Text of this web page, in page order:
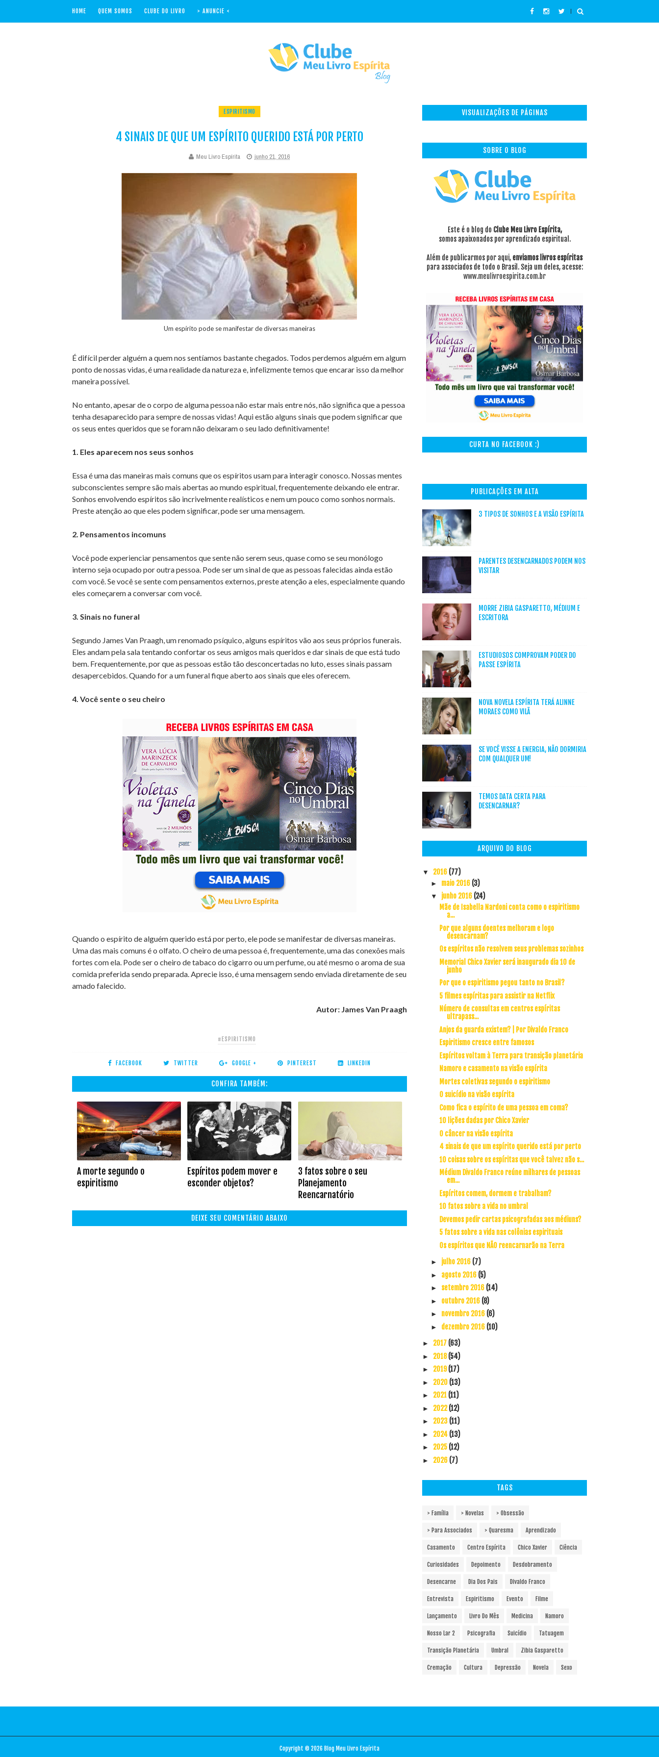
HOME QUEM SOMOS CLUBE DO LIVRO > ANUNCIE <
ESPIRITISMO
4 SINAIS DE QUE UM ESPÍRITO QUERIDO ESTÁ POR PERTO
Meu Livro Espírita junho 21, 2016
Um espírito pode se manifestar de diversas maneiras
É difícil perder alguém a quem nos sentíamos bastante chegados. Todos perdemos alguém em algum
ponto de nossas vidas, é uma realidade da natureza e, infelizmente temos que encarar isso da melhor
maneira possível.
No entanto, apesar de o corpo de alguma pessoa não estar mais entre nós, não significa que a pessoa
tenha desaparecido para sempre de nossas vidas! Aqui estão alguns sinais que podem significar que
os seus entes queridos que se foram não deixaram o seu lado definitivamente!
1. Eles aparecem nos seus sonhos
Essa é uma das maneiras mais comuns que os espíritos usam para interagir conosco. Nossas mentes
subconscientes sempre são mais abertas ao mundo espiritual, frequentemente deixando ele entrar.
Sonhos envolvendo espíritos são incrivelmente realísticos e nem um pouco como sonhos normais.
Preste atenção ao que eles podem significar, pode ser uma mensagem.
2. Pensamentos incomuns
Você pode experienciar pensamentos que sente não serem seus, quase como se seu monólogo
interno seja ocupado por outra pessoa. Pode ser um sinal de que as pessoas falecidas ainda estão
com você. Se você se sente com pensamentos externos, preste atenção a eles, especialmente quando
eles começarem a conversar com você.
3. Sinais no funeral
Segundo James Van Praagh, um renomado psíquico, alguns espíritos vão aos seus próprios funerais.
Eles andam pela sala tentando confortar os seus amigos mais queridos e dar sinais de que está tudo
bem. Frequentemente, por que as pessoas estão tão desconcertadas no luto, esses sinais passam
desapercebidos. Quando for a um funeral fique aberto aos sinais que eles oferecem.
4. Você sente o seu cheiro
Quando o espírito de alguém querido está por perto, ele pode se manifestar de diversas maneiras.
Uma das mais comuns é o olfato. O cheiro de uma pessoa é, frequentemente, uma das conexões mais
fortes com ela. Pode ser o cheiro de tabaco do cigarro ou um perfume, ou até mesmo o aroma de sua
comida preferida sendo preparada. Aprecie isso, é uma mensagem sendo enviada diretamente de seu
amado falecido.
Autor: James Van Praagh
#ESPIRITISMO
FACEBOOK TWITTER GOOGLE + PINTEREST LINKEDIN
CONFIRA TAMBÉM:
A morte segundo o
espiritismo
Espíritos podem mover e
esconder objetos?
3 fatos sobre o seu
Planejamento
Reencarnatório
DEIXE SEU COMENTÁRIO ABAIXO
VISUALIZAÇÕES DE PÁGINAS
SOBRE O BLOG
Este é o blog do Clube Meu Livro Espírita,
somos apaixonados por aprendizado espiritual.
Além de publicarmos por aqui, enviamos livros espíritas
para associados de todo o Brasil. Seja um deles, acesse:
www.meulivroespirita.com.br
CURTA NO FACEBOOK :)
PUBLICAÇÕES EM ALTA
3 TIPOS DE SONHOS E A VISÃO ESPÍRITA
PARENTES DESENCARNADOS PODEM NOS
VISITAR
MORRE ZIBIA GASPARETTO, MÉDIUM E
ESCRITORA
ESTUDIOSOS COMPROVAM PODER DO
PASSE ESPÍRITA
NOVA NOVELA ESPÍRITA TERÁ ALINNE
MORAES COMO VILÃ
SE VOCÊ VISSE A ENERGIA, NÃO DORMIRIA
COM QUALQUER UM!
TEMOS DATA CERTA PARA
DESENCARNAR?
ARQUIVO DO BLOG
▼ 2016 (77)
► maio 2016 (3)
▼ junho 2016 (24)
Mãe de Isabella Nardoni conta como o espiritismo
a...
Por que alguns doentes melhoram e logo
desencarnam?
Os espíritos não resolvem seus problemas sozinhos
Memorial Chico Xavier será inaugurado dia 10 de
junho
Por que o espiritismo pegou tanto no Brasil?
5 filmes espíritas para assistir na Netflix
Número de consultas em centros espíritas
ultrapass...
Anjos da guarda existem? | Por Divaldo Franco
Espiritismo cresce entre famosos
Espíritos voltam à Terra para transição planetária
Namoro e casamento na visão espírita
Mortes coletivas segundo o espiritismo
O suicídio na visão espírita
Como fica o espírito de uma pessoa em coma?
10 lições dadas por Chico Xavier
O câncer na visão espírita
4 sinais de que um espírito querido está por perto
10 coisas sobre os espíritas que você talvez não s...
Médium Divaldo Franco reúne milhares de pessoas
em...
Espíritos comem, dormem e trabalham?
10 fatos sobre a vida no umbral
Devemos pedir cartas psicografadas aos médiuns?
5 fatos sobre a vida nas colônias espirituais
Os espíritos que NÃO reencarnarão na Terra
► julho 2016 (7)
► agosto 2016 (5)
► setembro 2016 (14)
► outubro 2016 (8)
► novembro 2016 (6)
► dezembro 2016 (10)
► 2017 (63)
► 2018(54)
► 2019(17)
► 2020 (13)
► 2021 (11)
► 2022(12)
► 2023 (11)
► 2024 (13)
► 2025 (12)
► 2026 (7)
TAGS
> Família > Novelas > Obsessão
> Para Associados > Quaresma Aprendizado
Casamento Centro Espírita Chico Xavier Ciência
Curiosidades Depoimento Desdobramento
Desencarne Dia Dos Pais Divaldo Franco
Entrevista Espiritismo Evento Filme
Lançamento Livro Do Mês Medicina Namoro
Nosso Lar 2 Psicografia Suicídio Tatuagem
Transição Planetária Umbral Zibia Gasparetto
Cremação Cultura Depressão Novela Sexo
Copyright © 2026 Blog Meu Livro Espírita